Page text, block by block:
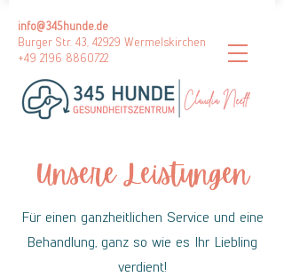
info@345hunde.de
Burger Str. 43, 42929 Wermelskirchen
+49 2196 8860722
Unsere Leistungen
Für einen ganzheitlichen Service und eine
Behandlung, ganz so wie es Ihr Liebling
verdient!